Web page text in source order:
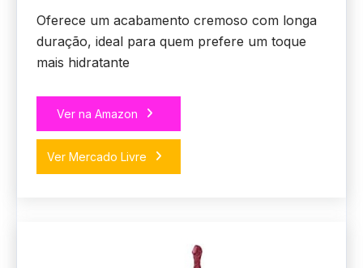
Oferece um acabamento cremoso com longa
duração, ideal para quem prefere um toque
mais hidratante
Ver na Amazon
Ver Mercado Livre